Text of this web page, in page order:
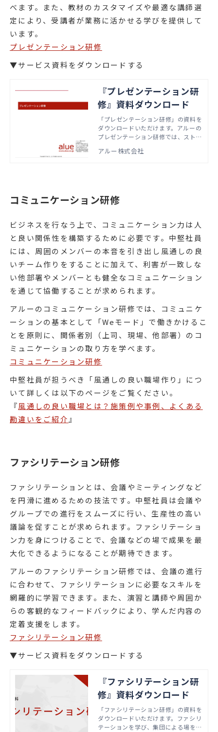
べます。また、教材のカスタマイズや最適な講師選
定により、受講者が業務に活かせる学びを提供して
います。
プレゼンテーション研修
▼サービス資料をダウンロードする
『プレゼンテーション研
修』資料ダウンロード
「プレゼンテーション研修」の資料を
ダウンロードいただけます。アルーの
プレゼンテーション研修では、ストー
イド作成、インタラクティブなプレゼ
アルー株式会社
コミュニケーション研修
ビジネスを行なう上で、コミュニケーション力は人
と良い関係性を構築するために必要です。中堅社員
には、周囲のメンバーの本音を引き出し風通しの良
いチーム作りをすることに加えて、利害が一致しな
い他部署やメンバーとも健全なコミュニケーション
を通じて協働することが求められます。
アルーのコミュニケーション研修では、コミュニケ
ーションの基本として「Weモード」で働きかけるこ
とを原則に、関係者別（上司、現場、他部署）のコ
ミュニケーションの取り方を学べます。
コミュニケーション研修
中堅社員が担うべき「風通しの良い職場作り」につ
いて詳しくは以下のページをご覧ください。
『風通しの良い職場とは？施策例や事例、よくある
勘違いをご紹介』
ファシリテーション研修
ファシリテーションとは、会議やミーティングなど
を円滑に進めるための技法です。中堅社員は会議や
グループでの進行をスムーズに行い、生産性の高い
議論を促すことが求められます。ファシリテーショ
ン力を身につけることで、会議などの場で成果を最
大化できるようになることが期待できます。
アルーのファシリテーション研修では、会議の進行
に合わせて、ファシリテーションに必要なスキルを
網羅的に学習できます。また、演習と講師や周囲か
らの客観的なフィードバックにより、学んだ内容の
定着支援をします。
ファシリテーション研修
▼サービス資料をダウンロードする
『ファシリテーション研
修』資料ダウンロード
「ファシリテーション研修」の資料を
ダウンロードいただけます。ファシリ
テーションを学び、集団による場を効